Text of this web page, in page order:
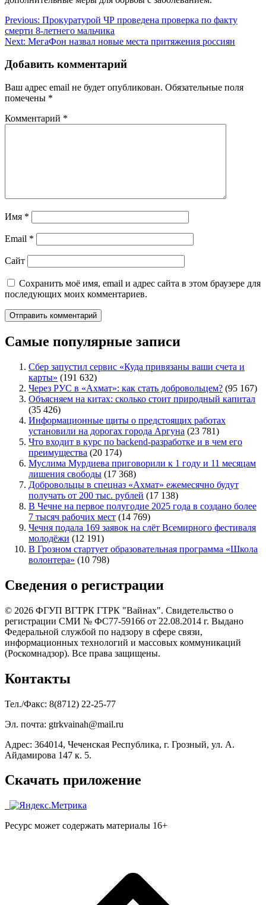
Навигация
по
Previous: Прокуратурой ЧР проведена проверка по факту
смерти 8-летнего мальчика
Next: МегаФон назвал новые места притяжения россиян
Добавить комментарий
Ваш адрес email не будет опубликован. Обязательные поля
помечены *
Комментарий *
Имя *
Email *
Сайт
Сохранить моё имя, email и адрес сайта в этом браузере для
последующих моих комментариев.
Самые популярные записи
Сбер запустил сервис «Куда привязаны ваши счета и
карты» (191 632)
Через РУС в «Ахмат»: как стать добровольцем? (95 167)
Объясняем на китах: сколько стоит природный капитал
(35 426)
Информационные щиты о предстоящих работах
установили на дорогах города Аргуна (23 781)
Что входит в курс по backend-разработке и в чем его
преимущества (20 174)
Муслима Мурдиева приговорили к 1 году и 11 месяцам
лишения свободы (17 368)
Добровольцы в спецназ «Ахмат» ежемесячно будут
получать от 200 тыс. рублей (17 138)
В Чечне на первое полугодие 2025 года в создано более
7 тысяч рабочих мест (14 769)
Чечня подала 169 заявок на слёт Всемирного фестиваля
молодёжи (12 191)
В Грозном стартует образовательная программа «Школа
волонтера» (10 798)
Сведения о регистрации
© 2026 ФГУП ВГТРК ГТРК "Вайнах". Свидетельство о
регистрации СМИ № ФС77-59166 от 22.08.2014 г. Выдано
Федеральной службой по надзору в сфере связи,
информационных технологий и массовых коммуникаций
(Роскомнадзор). Все права защищены.
Контакты
Тел./Факс: 8(8712) 22-25-77
Эл. почта: gtrkvainah@mail.ru
Адрес: 364014, Чеченская Республика, г. Грозный, ул. А.
Айдамирова 147 к. 5.
Скачать приложение
Ресурс может содержать материалы 16+